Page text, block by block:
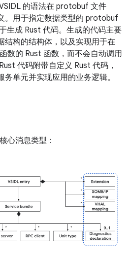
的语法在 protobuf 文件
。用于指定数据类型的 protobuf
生成 Rust 代码。生成的代码主要
结构的结构体，以及实现用于在
数的 Rust 函数，而不会自动调用
代码附带自定义 Rust 代码，
单元并实现应用的业务逻辑。
心消息类型：